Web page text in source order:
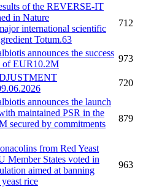
of the REVERSE-IT
in Nature
international scientific
Totum.63
712
announces the success
of EUR10.2M
973
720
announces the launch
maintained PSR in the
secured by commitments
879
from Red Yeast
Member States voted in
aimed at banning
rice
963